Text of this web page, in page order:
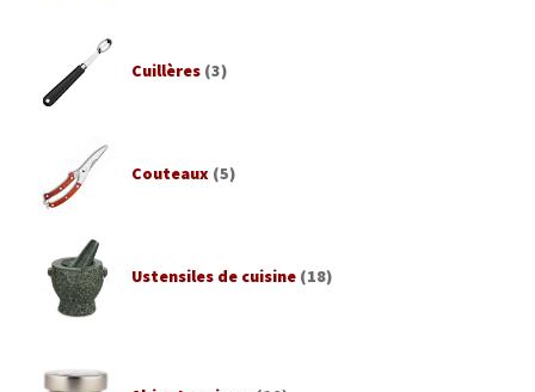
Cuillères (3)
Couteaux (5)
Ustensiles de cuisine (18)